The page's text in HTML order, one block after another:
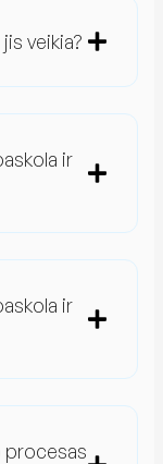
veikia?
ir
ir
procesas